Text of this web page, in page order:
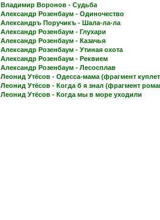
Владимир Воронов - Судьба
Александр Розенбаум - Одиночество
Александръ Поручикъ - Шала-ла-ла
Александр Розенбаум - Глухари
Александр Розенбаум - Казачья
Александр Розенбаум - Утиная охота
Александр Розенбаум - Реквием
Александр Розенбаум - Лесосплав
Леонид Утёсов - Одесса-мама (фрагмент
Леонид Утёсов - Когда б я знал (фрагмент
Леонид Утёсов - Когда мы в море уходили